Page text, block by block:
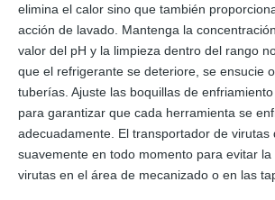
elimina el calor sino que también
acción de lavado. Mantenga la
valor del pH y la limpieza dentro del rango
que el refrigerante se deteriore, se ensucie
tuberías. Ajuste las boquillas de
para garantizar que cada herramienta se
adecuadamente. El transportador de virutas
suavemente en todo momento para evitar
virutas en el área de mecanizado o en las